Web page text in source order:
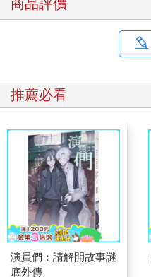
商品評價
推薦必看
演員們：請解開故事謎
底外傳